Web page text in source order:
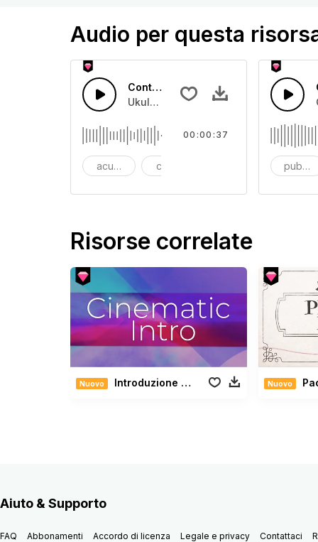
Audio per questa
Contro Tempo Ukulele Allegro
Ukulele allegro in contro tempo con
acustico chitarra acustica
00:00:37
Risorse correlate
Nuovo Introduzione cinematografica Nuovo
Aiuto & Supporto
FAQ Abbonamenti Accordo di licenza Legale e privacy Contattaci